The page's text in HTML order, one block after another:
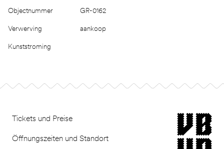
Objectnummer GR-0162
Verwerving aankoop
Kunststroming
Tickets und Preise
Öffnungszeiten und Standort
museum van